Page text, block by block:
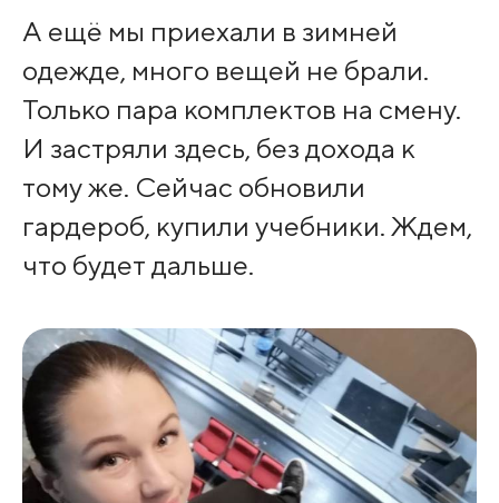
А ещё мы приехали в зимней
одежде, много вещей не брали.
Только пара комплектов на смену.
И застряли здесь, без дохода к
тому же. Сейчас обновили
гардероб, купили учебники. Ждем,
что будет дальше.